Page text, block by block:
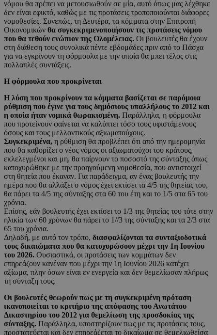
νόμου θα πρέπει να μετουσιωθούν σε μία, αυτό όπως μας λέχθηκε
δεν είναι εφικτό, καθώς με τις προτάσεις τροποποιούνται διάφορες
νομοθεσίες. Συνεπώς, τη Δευτέρα, τα κόμματα στην Επιτροπή
Οικονομικών θα συγκεκριμενοποιήσουν τις προτάσεις νόμου
που θα τεθούν ενώπιον της Ολομέλειας. Οι βουλευτές θα έχουν
στη διάθεση τους συνολικά πέντε εβδομάδες πριν από το Πάσχα
για να εγκρίνουν τη φόρμουλα με την οποία θα μπει τέλος στις
πολλαπλές συντάξεις.
Η φόρμουλα που προκρίνεται
Η λύση που προκρίνουν τα κόμματα βασίζεται σε παρόμοια
ρύθμιση που έγινε για τους δημόσιους υπαλλήλους το 2012 και
η οποία ήταν νομικά θωρακισμένη. Παράλληλα, η φόρμουλα
που προτείνουν φαίνεται να καλύπτει τόσο τους υφιστάμενους
όσους και τους μελλοντικούς αξιωματούχους.
Συγκεκριμένα, η ρύθμιση θα προβλέπει ότι από την ημερομηνία
που θα καθορίζει ο νέος νόμος οι αξιωματούχοι του κράτους,
εκλελεγμένοι και μη, θα παίρνουν το ποσοστό της σύνταξης όπως
κατοχυρώθηκε με την προηγούμενη νομοθεσία, που αντιστοιχεί
στη θητεία που έκαναν. Για παράδειγμα, αν ένας βουλευτής την
ημέρα που θα αλλάξει ο νόμος έχει εκτίσει τα 4/5 της θητείας του,
θα πάρει τα 4/5 της σύνταξης στα 60 του έτη και το 1/5 στα 65 του
χρόνια.
Επίσης, εάν βουλευτής έχει εκτίσει το 1/3 της θητείας του τότε στην
ηλικία των 60 χρόνων θα πάρει το 1//3 της σύνταξης και τα 2/3 στα
65 του χρόνια.
Δηλαδή, με αυτό τον τρόπο, διασφαλίζονται τα συνταξιοδοτικά
τους δικαιώματα που θα κατοχυρώσουν μέχρι την 1η Ιουνίου
του 2026. Ουσιαστικά, οι προτάσεις των κομμάτων δεν
επηρεάζουν κανέναν που μέχρι την 1η Ιουνίου 2026 κατέχει
αξίωμα, πλην όσων είναι εν ενεργεία και δεν θεμελίωσαν πλήρως
τη σύνταξη τους.
Οι βουλευτές θεωρούν πως με τη συγκεκριμένη πρόταση
ικανοποιείται το κριτήριο της απόφασης του Ανωτάτου
Δικαστηρίου του 2012 για θεμελίωση της προσδοκίας της
σύνταξης. Παράλληλα, υποστηρίζουν πως με τις προτάσεις τους,
προστατεύεται και δεν επηρεάζεται το δικαίωμα σε θεμελιωθείσα